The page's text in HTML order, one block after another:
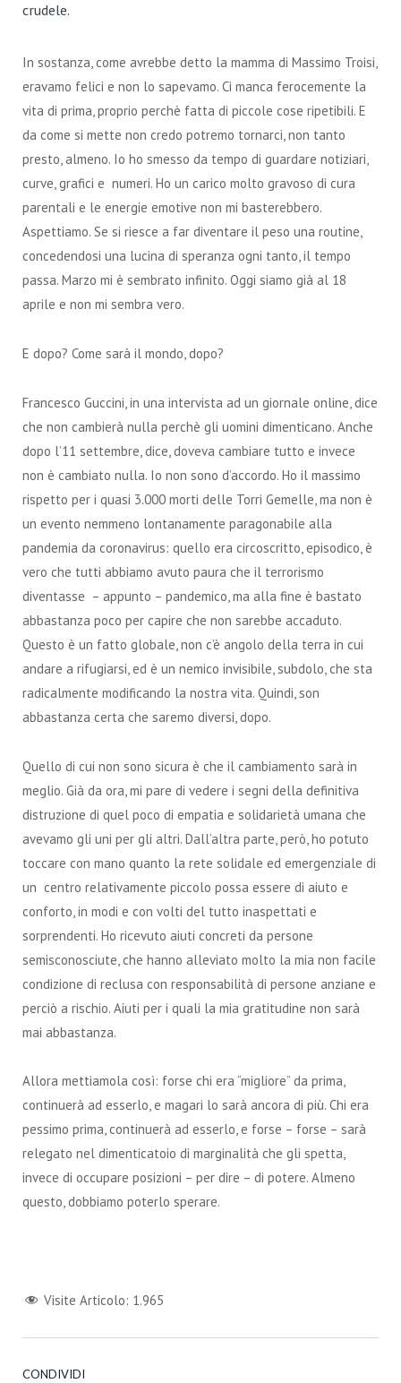
crudele.
In sostanza, come avrebbe detto la mamma di Massimo Troisi,
eravamo felici e non lo sapevamo. Ci manca ferocemente la
vita di prima, proprio perchè fatta di piccole cose ripetibili. E
da come si mette non credo potremo tornarci, non tanto
presto, almeno. Io ho smesso da tempo di guardare notiziari,
curve, grafici e numeri. Ho un carico molto gravoso di cura
parentali e le energie emotive non mi basterebbero.
Aspettiamo. Se si riesce a far diventare il peso una routine,
concedendosi una lucina di speranza ogni tanto, il tempo
passa. Marzo mi è sembrato infinito. Oggi siamo già al 18
aprile e non mi sembra vero.
E dopo? Come sarà il mondo, dopo?
Francesco Guccini, in una intervista ad un giornale online, dice
che non cambierà nulla perchè gli uomini dimenticano. Anche
dopo l’11 settembre, dice, doveva cambiare tutto e invece
non è cambiato nulla. Io non sono d’accordo. Ho il massimo
rispetto per i quasi 3.000 morti delle Torri Gemelle, ma non è
un evento nemmeno lontanamente paragonabile alla
pandemia da coronavirus: quello era circoscritto, episodico, è
vero che tutti abbiamo avuto paura che il terrorismo
diventasse – appunto – pandemico, ma alla fine è bastato
abbastanza poco per capire che non sarebbe accaduto.
Questo è un fatto globale, non c’è angolo della terra in cui
andare a rifugiarsi, ed è un nemico invisibile, subdolo, che sta
radicalmente modificando la nostra vita. Quindi, son
abbastanza certa che saremo diversi, dopo.
Quello di cui non sono sicura è che il cambiamento sarà in
meglio. Già da ora, mi pare di vedere i segni della definitiva
distruzione di quel poco di empatia e solidarietà umana che
avevamo gli uni per gli altri. Dall’altra parte, però, ho potuto
toccare con mano quanto la rete solidale ed emergenziale di
un centro relativamente piccolo possa essere di aiuto e
conforto, in modi e con volti del tutto inaspettati e
sorprendenti. Ho ricevuto aiuti concreti da persone
semisconosciute, che hanno alleviato molto la mia non facile
condizione di reclusa con responsabilità di persone anziane e
perciò a rischio. Aiuti per i quali la mia gratitudine non sarà
mai abbastanza.
Allora mettiamola così: forse chi era “migliore” da prima,
continuerà ad esserlo, e magari lo sarà ancora di più. Chi era
pessimo prima, continuerà ad esserlo, e forse – forse – sarà
relegato nel dimenticatoio di marginalità che gli spetta,
invece di occupare posizioni – per dire – di potere. Almeno
questo, dobbiamo poterlo sperare.
Visite Articolo: 1.965
CONDIVIDI